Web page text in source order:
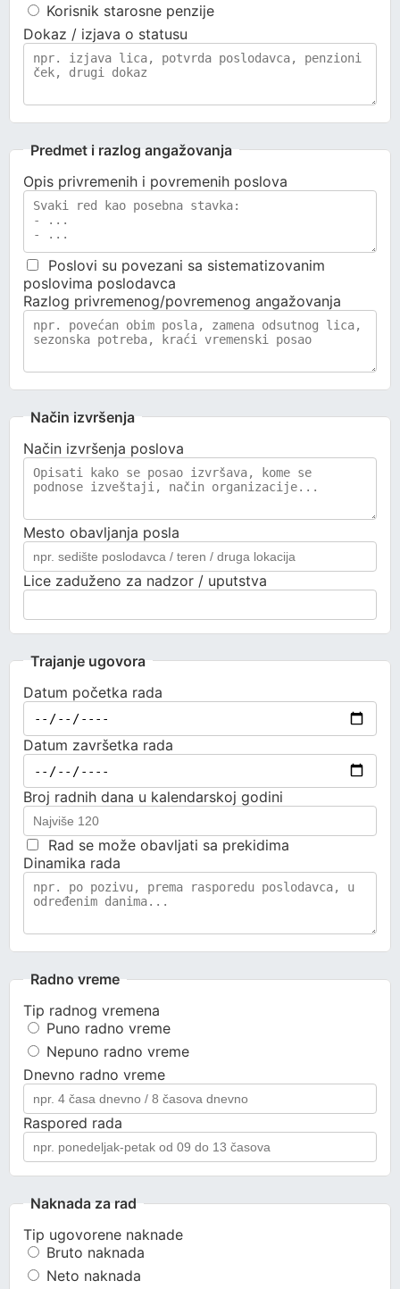
Korisnik starosne penzije
Dokaz / izjava o statusu
Predmet i razlog angažovanja
Opis privremenih i povremenih poslova
Poslovi su povezani sa sistematizovanim
poslovima poslodavca
Razlog privremenog/povremenog angažovanja
Način izvršenja
Način izvršenja poslova
Mesto obavljanja posla
Lice zaduženo za nadzor / uputstva
Trajanje ugovora
Datum početka rada
Datum završetka rada
Broj radnih dana u kalendarskoj godini
Rad se može obavljati sa prekidima
Dinamika rada
Radno vreme
Tip radnog vremena
Puno radno vreme
Nepuno radno vreme
Dnevno radno vreme
Raspored rada
Naknada za rad
Tip ugovorene naknade
Bruto naknada
Neto naknada